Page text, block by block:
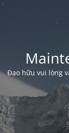
Đạo hữu vui lòng